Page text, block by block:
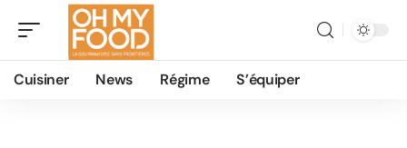
Cuisiner News Régime S’équiper